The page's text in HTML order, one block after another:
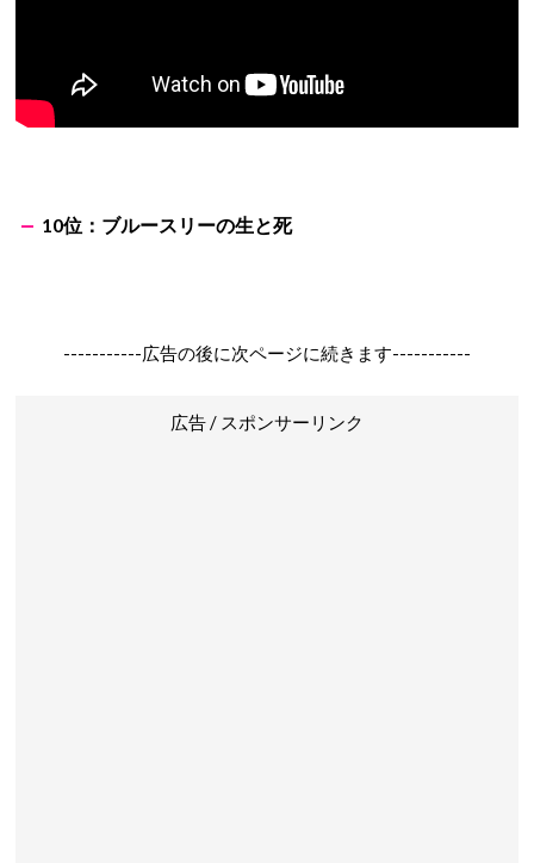
10位：ブルースリーの生と死
-----------広告の後に次ページに続きます-----------
広告 / スポンサーリンク